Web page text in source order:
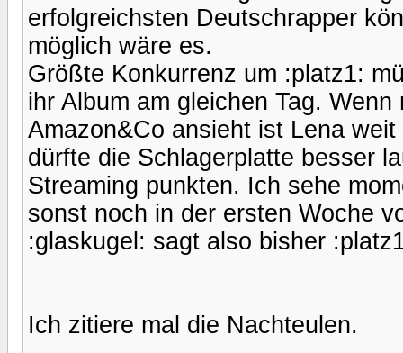
erfolgreichsten Deutschrapper
möglich wäre es.
Größte Konkurrenz um :platz1:
ihr Album am gleichen Tag.
Amazon&Co ansieht ist Lena
dürfte die Schlagerplatte besser
Streaming punkten. Ich sehe
sonst noch in der ersten Woche
:glaskugel: sagt also bisher
Ich zitiere mal die Nachteulen.